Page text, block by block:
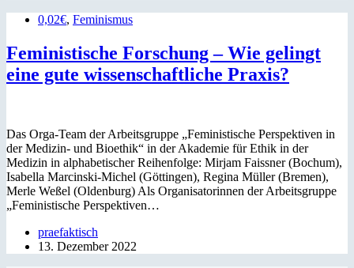
0,02€, Feminismus
Feministische Forschung – Wie gelingt
eine gute wissenschaftliche Praxis?
Das Orga-Team der Arbeitsgruppe „Feministische Perspektiven in
der Medizin- und Bioethik“ in der Akademie für Ethik in der
Medizin in alphabetischer Reihenfolge: Mirjam Faissner (Bochum),
Isabella Marcinski-Michel (Göttingen), Regina Müller (Bremen),
Merle Weßel (Oldenburg) Als Organisatorinnen der Arbeitsgruppe
„Feministische Perspektiven…
praefaktisch
13. Dezember 2022